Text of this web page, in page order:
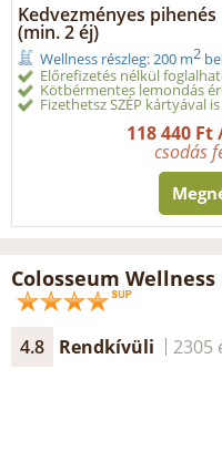
Kedvezményes pihenés
(min. 2 éj)
Wellness részleg: 200 m2
Előrefizetés nélkül
Kötbérmentes lemondás
Fizethetsz SZÉP kártyával is
118 440
csodás
Colosseum
4.8 Rendkívüli 2305